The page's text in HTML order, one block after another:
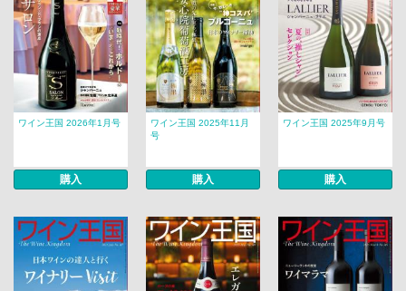
ワイン王国 2026年1月号
購入
ワイン王国 2025年11月
号
購入
ワイン王国 2025年9月号
購入